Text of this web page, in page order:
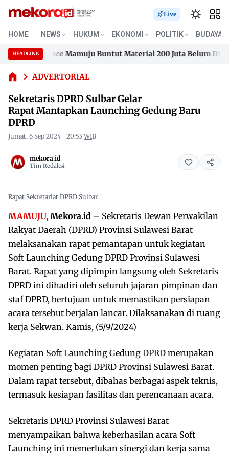
Live
HOME NEWS HUKUM EKONOMI POLITIK BUDAYA
HEADLINE
Residence Mamuju Buntut Material 200 Juta Belum Dibayar
Residence Mamuju Buntut Material 200 Juta Belum Dibayar
ADVERTORIAL
Sekretaris DPRD Sulbar
Rapat Mantapkan Launching
Gedung Baru DPRD
Sekretaris DPRD Sulbar Gelar
Rapat Mantapkan Launching Gedung Baru
DPRD
Jumat, 6 Sep 2024 20:53 WIB
mekora.id
Tim Redaksi
Rapat Sekretariat DPRD Sulbar.
MAMUJU, Mekora.id – Sekretaris Dewan Perwakilan
Rakyat Daerah (DPRD) Provinsi Sulawesi Barat
melaksanakan rapat pemantapan untuk kegiatan
Soft Launching Gedung DPRD Provinsi Sulawesi
Barat. Rapat yang dipimpin langsung oleh Sekretaris
DPRD ini dihadiri oleh seluruh jajaran pimpinan dan
staf DPRD, bertujuan untuk memastikan persiapan
acara tersebut berjalan lancar. Dilaksanakan di ruang
kerja Sekwan. Kamis, (5/9/2024)
Kegiatan Soft Launching Gedung DPRD merupakan
momen penting bagi DPRD Provinsi Sulawesi Barat.
Dalam rapat tersebut, dibahas berbagai aspek teknis,
termasuk kesiapan fasilitas dan perencanaan acara.
Sekretaris DPRD Provinsi Sulawesi Barat
menyampaikan bahwa keberhasilan acara Soft
Launching ini memerlukan sinergi dan kerja sama